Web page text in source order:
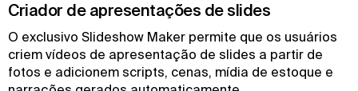
Criador de apresentações de slides
O exclusivo Slideshow Maker permite que os usuários
criem vídeos de apresentação de slides a partir de
fotos e adicionem scripts, cenas, mídia de estoque e